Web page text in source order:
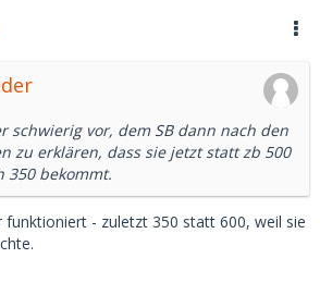
schwierig vor, dem SB dann nach den
zu erklären, dass sie jetzt statt zb 500
350 bekommt.
funktioniert - zuletzt 350 statt 600, weil sie